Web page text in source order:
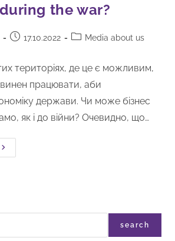
the war?
17.10.2022 Media about us
територіях, де це є можливим,
працювати, аби
держави. Чи може бізнес
як і до війни? Очевидно, що…
search